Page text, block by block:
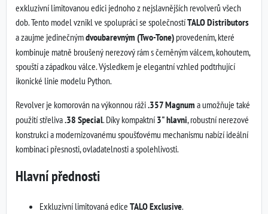
exkluzivní limitovanou edici jednoho z nejslavnějších revolverů všech
dob. Tento model vznikl ve spolupráci se společnostíTALO Distributors
a zaujme jedinečnýmdvoubarevným (Two-Tone) provedením, které
kombinuje matně broušený nerezový rám s černěným válcem, kohoutem,
spouští a západkou válce. Výsledkem je elegantní vzhled podtrhující
ikonické linie modelu Python.
Revolver je komorován na výkonnou ráži.357 Magnum a umožňuje také
použití střeliva.38 Special. Díky kompaktní 3" hlavni, robustní nerezové
konstrukci a modernizovanému spoušťovému mechanismu nabízí ideální
kombinaci přesnosti, ovladatelnosti a spolehlivosti.
Hlavní přednosti
Exkluzivní limitovaná edice TALO Exclusive.